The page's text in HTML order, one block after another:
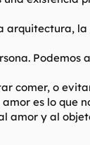
arquitectura,
Podemos
comer, o
es lo que
amor y al